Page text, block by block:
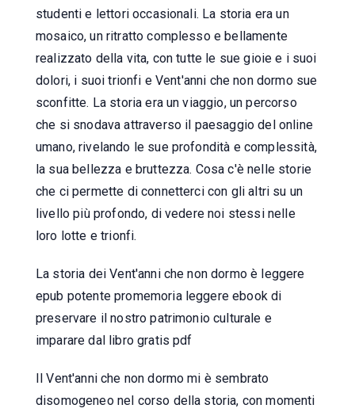
studenti e lettori occasionali. La storia era un
mosaico, un ritratto complesso e bellamente
realizzato della vita, con tutte le sue gioie e i suoi
dolori, i suoi trionfi e Vent'anni che non dormo sue
sconfitte. La storia era un viaggio, un percorso
che si snodava attraverso il paesaggio del online
umano, rivelando le sue profondità e complessità,
la sua bellezza e bruttezza. Cosa c'è nelle storie
che ci permette di connetterci con gli altri su un
livello più profondo, di vedere noi stessi nelle
loro lotte e trionfi.
La storia dei Vent'anni che non dormo è leggere
epub potente promemoria leggere ebook di
preservare il nostro patrimonio culturale e
imparare dal libro gratis pdf
Il Vent'anni che non dormo mi è sembrato
disomogeneo nel corso della storia, con momenti